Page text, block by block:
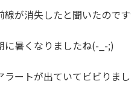
線が消失したと聞いたので
に暑くなりましたね(-_-;)
ラートが出ていてビビりま